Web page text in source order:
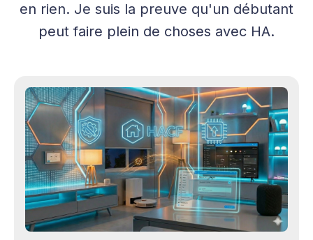
en rien. Je suis la preuve qu'un débutant
peut faire plein de choses avec HA.